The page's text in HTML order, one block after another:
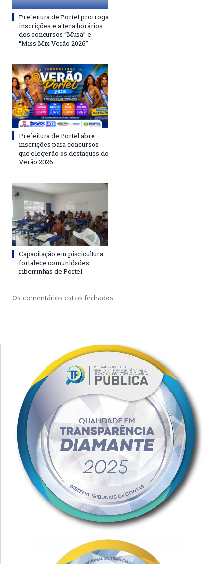
Prefeitura de Portel prorroga
inscrições e altera horários
dos concursos “Musa” e
“Miss Mix Verão 2026”
Prefeitura de Portel abre
inscrições para concursos
que elegerão os destaques do
Verão 2026
Capacitação em piscicultura
fortalece comunidades
ribeirinhas de Portel
Os comentários estão fechados.